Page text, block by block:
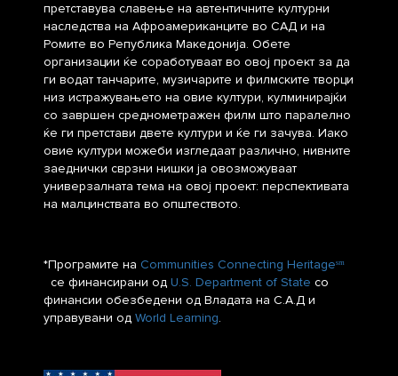
претставува славење на автентичните културни
наследства на Афроамериканците во САД и на
Ромите во Република Македонија. Обете
организации ќе соработуваат во овој проект за да
ги водат танчарите, музичарите и филмските творци
низ истражувањето на овие култури, кулминирајќи
со завршен среднометражен филм што паралелно
ќе ги претстави двете култури и ќе ги зачува. Иако
овие култури можеби изгледаат различно, нивните
заеднички сврзни нишки ја овозможуваат
универзалната тема на овој проект: перспективата
на малцинствата во општеството.
*Програмите на Communities Connecting Heritageˢᵐ
се финансирани од U.S. Department of State со
финансии обезбедени од Владата на С.А.Д и
управувани од World Learning.